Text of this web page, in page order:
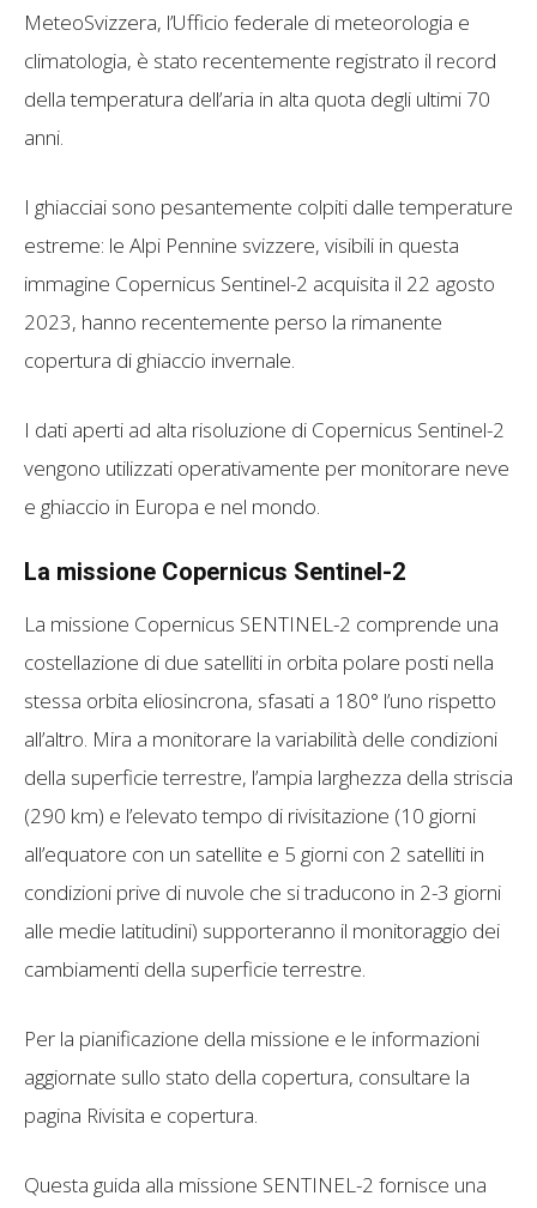
MeteoSvizzera, l’Ufficio federale di meteorologia e
climatologia, è stato recentemente registrato il record
della temperatura dell’aria in alta quota degli ultimi 70
anni.
I ghiacciai sono pesantemente colpiti dalle temperature
estreme: le Alpi Pennine svizzere, visibili in questa
immagine Copernicus Sentinel-2 acquisita il 22 agosto
2023, hanno recentemente perso la rimanente
copertura di ghiaccio invernale.
I dati aperti ad alta risoluzione di Copernicus Sentinel-2
vengono utilizzati operativamente per monitorare neve
e ghiaccio in Europa e nel mondo.
La missione Copernicus Sentinel-2
La missione Copernicus SENTINEL-2 comprende una
costellazione di due satelliti in orbita polare posti nella
stessa orbita eliosincrona, sfasati a 180° l’uno rispetto
all’altro. Mira a monitorare la variabilità delle condizioni
della superficie terrestre, l’ampia larghezza della striscia
(290 km) e l’elevato tempo di rivisitazione (10 giorni
all’equatore con un satellite e 5 giorni con 2 satelliti in
condizioni prive di nuvole che si traducono in 2-3 giorni
alle medie latitudini) supporteranno il monitoraggio dei
cambiamenti della superficie terrestre.
Per la pianificazione della missione e le informazioni
aggiornate sullo stato della copertura, consultare la
pagina Rivisita e copertura.
Questa guida alla missione SENTINEL-2 fornisce una